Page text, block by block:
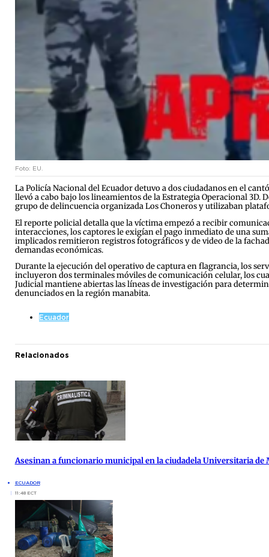
Foto: EU.
La Policía Nacional del Ecuador detuvo a dos ciudadanos en el
llevó a cabo bajo los lineamientos de la Estrategia Operacional
grupo de delincuencia organizada Los Choneros y utilizaban
El reporte policial detalla que la víctima empezó a recibir
interacciones, los captores le exigían el pago inmediato de una
implicados remitieron registros fotográficos y de video de la
demandas económicas.
Durante la ejecución del operativo de captura en flagrancia, los
incluyeron dos terminales móviles de comunicación celular, los
Judicial mantiene abiertas las líneas de investigación para
denunciados en la región manabita.
Ecuador
Relacionados
Asesinan a funcionario municipal en la ciudadela Universitaria de
ECUADOR
11:48 ECT